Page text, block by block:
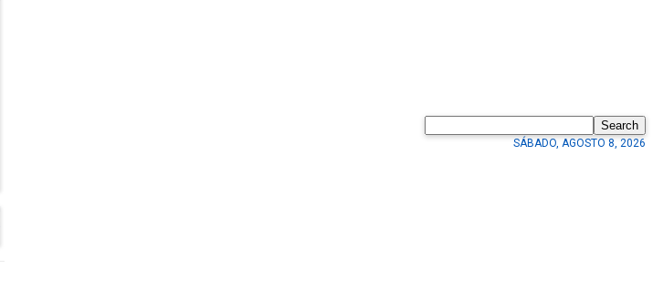
Search
SÁBADO, AGOSTO 8, 2026